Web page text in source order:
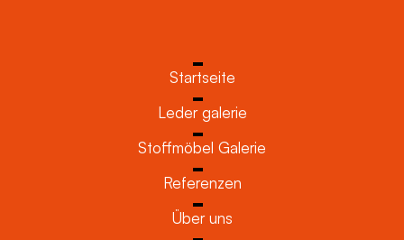
Startseite
Leder galerie
Stoffmöbel Galerie
Referenzen
Über uns